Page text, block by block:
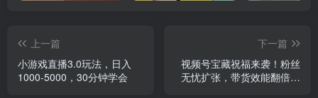
上一篇
小游戏直播3.0玩法，日入
1000-5000，30分钟学会
下一篇
视频号宝藏祝福来袭！粉丝
无忧扩张，带货效能翻倍，